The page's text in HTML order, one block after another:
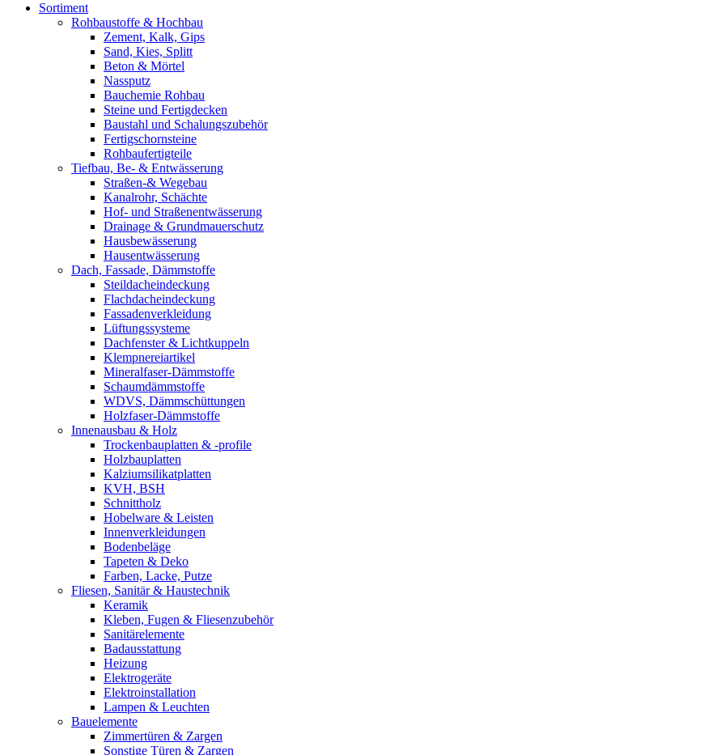
Sortiment
Rohbaustoffe & Hochbau
Zement, Kalk, Gips
Sand, Kies, Splitt
Beton & Mörtel
Nassputz
Bauchemie Rohbau
Steine und Fertigdecken
Baustahl und Schalungszubehör
Fertigschornsteine
Rohbaufertigteile
Tiefbau, Be- & Entwässerung
Straßen-& Wegebau
Kanalrohr, Schächte
Hof- und Straßenentwässerung
Drainage & Grundmauerschutz
Hausbewässerung
Hausentwässerung
Dach, Fassade, Dämmstoffe
Steildacheindeckung
Flachdacheindeckung
Fassadenverkleidung
Lüftungssysteme
Dachfenster & Lichtkuppeln
Klempnereiartikel
Mineralfaser-Dämmstoffe
Schaumdämmstoffe
WDVS, Dämmschüttungen
Holzfaser-Dämmstoffe
Innenausbau & Holz
Trockenbauplatten & -profile
Holzbauplatten
Kalziumsilikatplatten
KVH, BSH
Schnittholz
Hobelware & Leisten
Innenverkleidungen
Bodenbeläge
Tapeten & Deko
Farben, Lacke, Putze
Fliesen, Sanitär & Haustechnik
Keramik
Kleben, Fugen & Fliesenzubehör
Sanitärelemente
Badausstattung
Heizung
Elektrogeräte
Elektroinstallation
Lampen & Leuchten
Bauelemente
Zimmertüren & Zargen
Sonstige Türen & Zargen